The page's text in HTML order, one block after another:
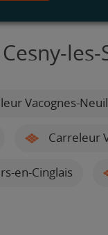
les-
Vacognes-
Carreleur
en-Cinglais